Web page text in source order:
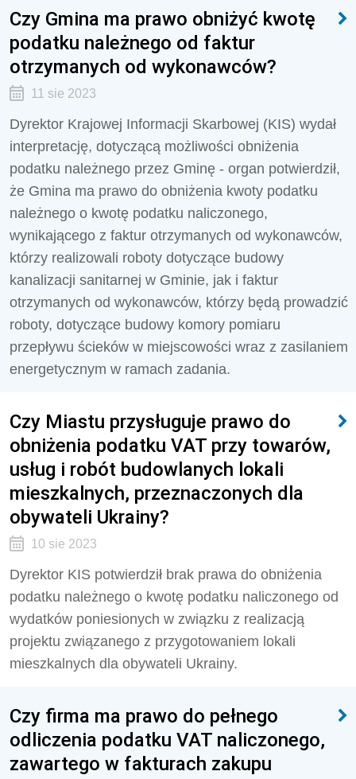
Czy Gmina ma prawo obniżyć kwotę
podatku należnego od faktur
otrzymanych od wykonawców?
11 sie 2023
Dyrektor Krajowej Informacji Skarbowej (KIS) wydał
interpretację, dotyczącą możliwości obniżenia
podatku należnego przez Gminę - organ potwierdził,
że Gmina ma prawo do obniżenia kwoty podatku
należnego o kwotę podatku naliczonego,
wynikającego z faktur otrzymanych od wykonawców,
którzy realizowali roboty dotyczące budowy
kanalizacji sanitarnej w Gminie, jak i faktur
otrzymanych od wykonawców, którzy będą prowadzić
roboty, dotyczące budowy komory pomiaru
przepływu ścieków w miejscowości wraz z zasilaniem
energetycznym w ramach zadania.
Czy Miastu przysługuje prawo do
obniżenia podatku VAT przy towarów,
usług i robót budowlanych lokali
mieszkalnych, przeznaczonych dla
obywateli Ukrainy?
10 sie 2023
Dyrektor KIS potwierdził brak prawa do obniżenia
podatku należnego o kwotę podatku naliczonego od
wydatków poniesionych w związku z realizacją
projektu związanego z przygotowaniem lokali
mieszkalnych dla obywateli Ukrainy.
Czy firma ma prawo do pełnego
odliczenia podatku VAT naliczonego,
zawartego w fakturach zakupu